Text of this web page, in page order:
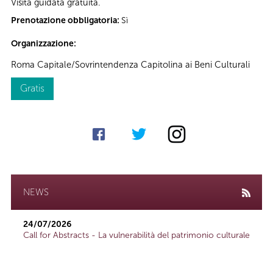
Visita guidata gratuita.
Prenotazione obbligatoria: Sì
Organizzazione:
Roma Capitale/Sovrintendenza Capitolina ai Beni Culturali
Gratis
NEWS
24/07/2026
Call for Abstracts - La vulnerabilità del patrimonio culturale